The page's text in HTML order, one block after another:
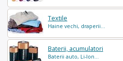
Textile
Haine vechi, draperii...
Baterii, acumulatori
Baterii auto, Li-Ion...